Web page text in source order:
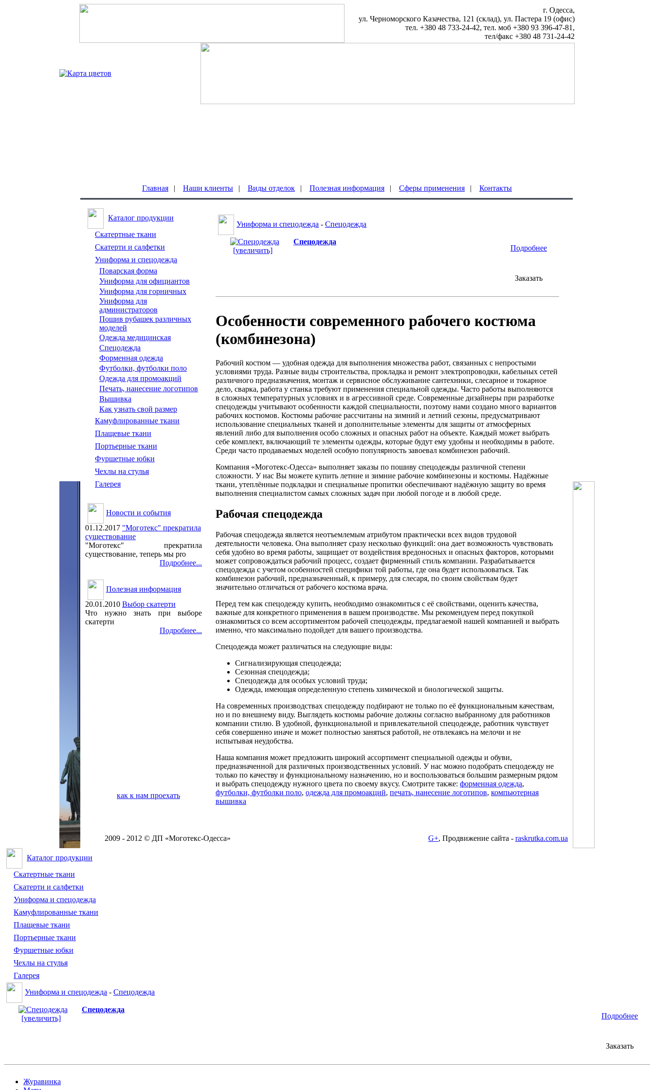
г. Одесса,
ул. Черноморского Казачества, 121 (склад), ул. Пастера 19 (офис)
тел. +380 48 733-24-42, тел. моб +380 93 396-47-81,
тел/факс +380 48 731-24-42
Главная | Наши клиенты | Виды отделок | Полезная информация | Сферы применения | Контакты
Каталог продукции
Скатертные ткани
Скатерти и салфетки
Униформа и спецодежда
Поварская форма
Униформа для официантов
Униформа для горничных
Униформа для
администраторов
Пошив рубашек различных
моделей
Одежда медицинская
Спецодежда
Форменная одежда
Футболки, футболки поло
Одежда для промоакций
Печать, нанесение логотипов
Вышивка
Как узнать свой размер
Камуфлированные ткани
Плащевые ткани
Портьерные ткани
Фуршетные юбки
Чехлы на стулья
Галерея
Новости и события
01.12.2017 "Моготекс" прекратила
существование
"Моготекс" прекратила
существование, теперь мы pro
Подробнее...
Полезная информация
20.01.2010 Выбор скатерти
Что нужно знать при выборе
скатерти
Подробнее...
Униформа и спецодежда - Спецодежда
[увеличить]
Спецодежда
Подробнее
Заказать
Особенности современного рабочего костюма
(комбинезона)
Рабочий костюм — удобная одежда для выполнения множества работ, связанных с непростыми
условиями труда. Разные виды строительства, прокладка и ремонт электропроводки, кабельных сетей
различного предназначения, монтаж и сервисное обслуживание сантехники, слесарное и токарное
дело, сварка, работа у станка требуют применения специальной одежды. Часто работы выполняются
в сложных температурных условиях и в агрессивной среде. Современные дизайнеры при разработке
спецодежды учитывают особенности каждой специальности, поэтому нами создано много вариантов
рабочих костюмов. Костюмы рабочие рассчитаны на зимний и летний сезоны, предусматривают
использование специальных тканей и дополнительные элементы для защиты от атмосферных
явлений либо для выполнения особо сложных и опасных работ на объекте. Каждый может выбрать
себе комплект, включающий те элементы одежды, которые будут ему удобны и необходимы в работе.
Среди часто продаваемых моделей особую популярность завоевал комбинезон рабочий.
Компания «Моготекс-Одесса» выполняет заказы по пошиву спецодежды различной степени
сложности. У нас Вы можете купить летние и зимние рабочие комбинезоны и костюмы. Надёжные
ткани, утеплённые подкладки и специальные пропитки обеспечивают надёжную защиту во время
выполнения специалистом самых сложных задач при любой погоде и в любой среде.
Рабочая спецодежда
Рабочая спецодежда является неотъемлемым атрибутом практически всех видов трудовой
деятельности человека. Она выполняет сразу несколько функций: она дает возможность чувствовать
себя удобно во время работы, защищает от воздействия вредоносных и опасных факторов, которыми
может сопровождаться рабочий процесс, создает фирменный стиль компании. Разрабатывается
спецодежда с учетом особенностей специфики той работы, где она будет использоваться. Так
комбинезон рабочий, предназначенный, к примеру, для слесаря, по своим свойствам будет
значительно отличаться от рабочего костюма врача.
Перед тем как спецодежду купить, необходимо ознакомиться с её свойствами, оценить качества,
важные для конкретного применения в вашем производстве. Мы рекомендуем перед покупкой
ознакомиться со всем ассортиментом рабочей спецодежды, предлагаемой нашей компанией и выбрать
именно, что максимально подойдет для вашего производства.
Спецодежда может различаться на следующие виды:
Сигнализирующая спецодежда;
Сезонная спецодежда;
Спецодежда для особых условий труда;
Одежда, имеющая определенную степень химической и биологической защиты.
На современных производствах спецодежду подбирают не только по её функциональным качествам,
но и по внешнему виду. Выглядеть костюмы рабочие должны согласно выбранному для работников
компании стилю. В удобной, функциональной и привлекательной спецодежде, работник чувствует
себя совершенно иначе и может полностью заняться работой, не отвлекаясь на мелочи и не
испытывая неудобства.
Наша компания может предложить широкий ассортимент специальной одежды и обуви,
предназначенной для различных производственных условий. У нас можно подобрать спецодежду не
только по качеству и функциональному назначению, но и воспользоваться большим размерным рядом
и выбрать спецодежду нужного цвета по своему вкусу. Смотрите также: форменная одежда,
футболки, футболки поло, одежда для промоакций, печать, нанесение логотипов, компьютерная
вышивка
как к нам проехать
2009 - 2012 © ДП «Моготекс-Одесса» G+, Продвижение сайта - raskrutka.com.ua
Каталог продукции
Скатертные ткани
Скатерти и салфетки
Униформа и спецодежда
Камуфлированные ткани
Плащевые ткани
Портьерные ткани
Фуршетные юбки
Чехлы на стулья
Галерея
Униформа и спецодежда - Спецодежда
[увеличить]
Спецодежда
Подробнее
Заказать
Журавинка